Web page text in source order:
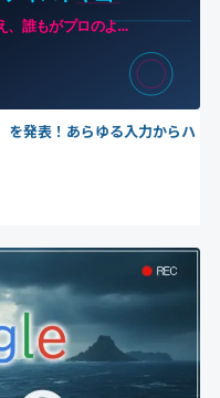
発表！あらゆる入力からハ